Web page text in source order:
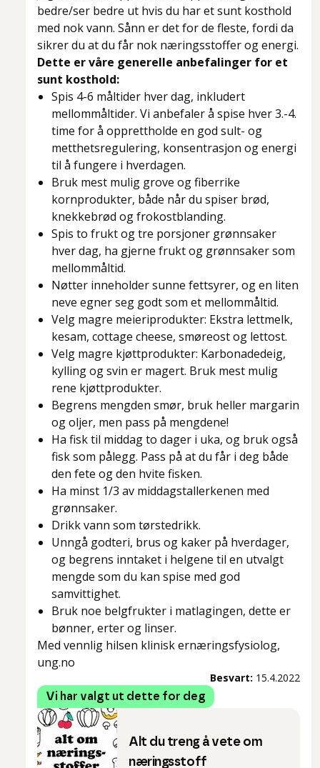
bedre/ser bedre ut hvis du har et sunt kosthold
med nok vann. Sånn er det for de fleste, fordi da
sikrer du at du får nok næringsstoffer og energi.
Dette er våre generelle anbefalinger for et
sunt kosthold:
Spis 4-6 måltider hver dag, inkludert
mellommåltider. Vi anbefaler å spise hver 3.-4.
time for å opprettholde en god sult- og
metthetsregulering, konsentrasjon og energi
til å fungere i hverdagen.
Bruk mest mulig grove og fiberrike
kornprodukter, både når du spiser brød,
knekkebrød og frokostblanding.
Spis to frukt og tre porsjoner grønnsaker
hver dag, ha gjerne frukt og grønnsaker som
mellommåltid.
Nøtter inneholder sunne fettsyrer, og en liten
neve egner seg godt som et mellommåltid.
Velg magre meieriprodukter: Ekstra lettmelk,
kesam, cottage cheese, smøreost og lettost.
Velg magre kjøttprodukter: Karbonadedeig,
kylling og svin er magert. Bruk mest mulig
rene kjøttprodukter.
Begrens mengden smør, bruk heller margarin
og oljer, men pass på mengdene!
Ha fisk til middag to dager i uka, og bruk også
fisk som pålegg. Pass på at du får i deg både
den fete og den hvite fisken.
Ha minst 1/3 av middagstallerkenen med
grønnsaker.
Drikk vann som tørstedrikk.
Unngå godteri, brus og kaker på hverdager,
og begrens inntaket i helgene til en utvalgt
mengde som du kan spise med god
samvittighet.
Bruk noe belgfrukter i matlagingen, dette er
bønner, erter og linser.
Med vennlig hilsen klinisk ernæringsfysiolog,
ung.no
Besvart: 15.4.2022
Vi har valgt ut dette for deg
Alt du treng å vete om
næringsstoff